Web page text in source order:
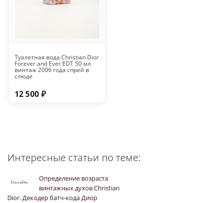
Туалетная вода Christian Dior
Forever and Ever EDT 50 мл
винтаж 2006 года спрей в
слюде
12 500 ₽
Интересные статьи по теме:
Определение возраста
винтажных духов Christian
Dior. Декодер батч-кода Диор